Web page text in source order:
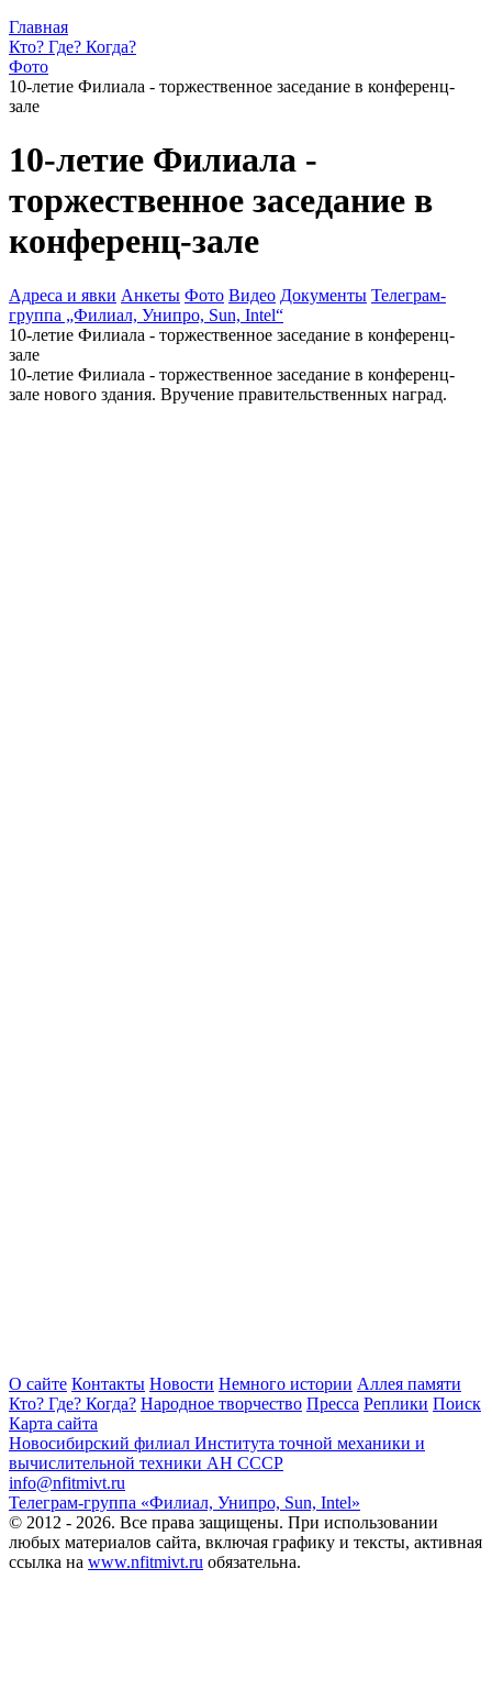
Главная
Кто? Где? Когда?
Фото
10-летие Филиала - торжественное заседание в конференц-
зале
10-летие Филиала -
торжественное заседание в
конференц-зале
Адреса и явки Анкеты Фото Видео Документы Телеграм-
группа „Филиал, Унипро, Sun, Intel“
10-летие Филиала - торжественное заседание в конференц-
зале
10-летие Филиала - торжественное заседание в конференц-
зале нового здания. Вручение правительственных наград.
О сайте Контакты Новости Немного истории Аллея памяти
Кто? Где? Когда? Народное творчество Пресса Реплики Поиск
Карта сайта
Новосибирский филиал Института точной механики и
вычислительной техники АН СССР
info@nfitmivt.ru
Телеграм-группа «Филиал, Унипро, Sun, Intel»
© 2012 - 2026. Все права защищены. При использовании
любых материалов сайта, включая графику и тексты, активная
ссылка на www.nfitmivt.ru обязательна.